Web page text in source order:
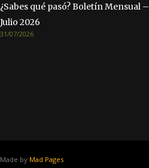
¿Sabes qué pasó? Boletín Mensual –
Julio 2026
31/07/2026
Made by Mad Pages